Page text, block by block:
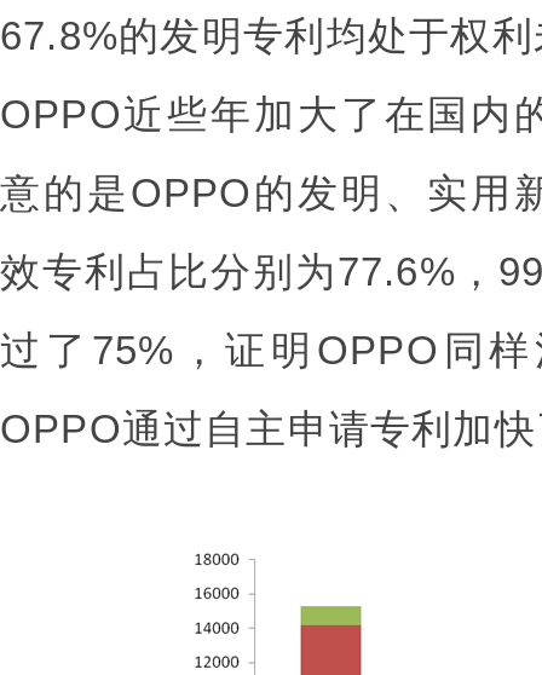
67.8%的发明专利均处于权
OPPO近些年加大了在国内
意的是OPPO的发明、实用
效专利占比分别为77.6%，
过了75%，证明OPPO同
OPPO通过自主申请专利加